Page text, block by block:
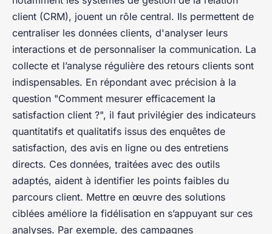
client (CRM), jouent un rôle central. Ils permettent de
centraliser les données clients, d'analyser leurs
interactions et de personnaliser la communication. La
collecte et l’analyse régulière des retours clients sont
indispensables. En répondant avec précision à la
question "Comment mesurer efficacement la
satisfaction client ?", il faut privilégier des indicateurs
quantitatifs et qualitatifs issus des enquêtes de
satisfaction, des avis en ligne ou des entretiens
directs. Ces données, traitées avec des outils
adaptés, aident à identifier les points faibles du
parcours client. Mettre en œuvre des solutions
ciblées améliore la fidélisation en s’appuyant sur ces
analyses. Par exemple, des campagnes